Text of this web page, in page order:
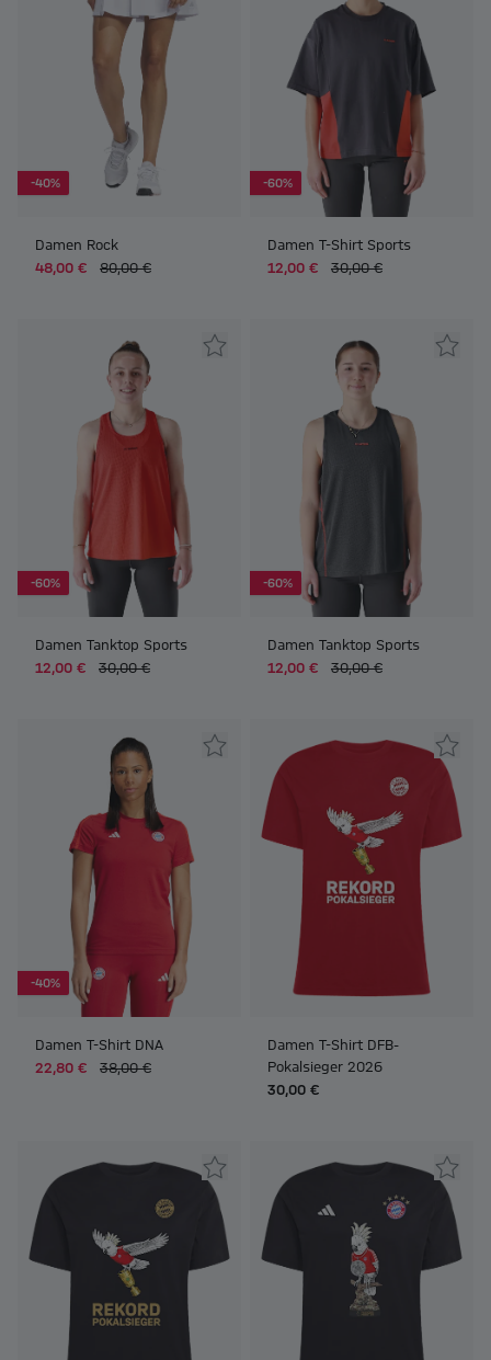
-40%
Damen Rock
48,00 €
80,00 €
-60%
Damen T-Shirt Sports
12,00 €
30,00 €
-60%
Damen Tanktop Sports
12,00 €
30,00 €
-60%
Damen Tanktop Sports
12,00 €
30,00 €
-40%
Damen T-Shirt DNA
22,80 €
38,00 €
Damen T-Shirt DFB-
Pokalsieger 2026
30,00 €